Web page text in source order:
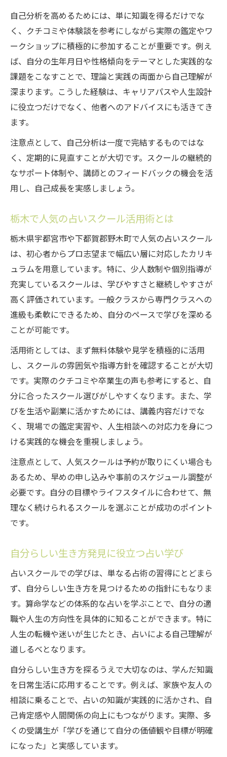
自己分析を高めるためには、単に知識を得るだけでな
く、クチコミや体験談を参考にしながら実際の鑑定やワ
ークショップに積極的に参加することが重要です。例え
ば、自分の生年月日や性格傾向をテーマとした実践的な
課題をこなすことで、理論と実践の両面から自己理解が
深まります。こうした経験は、キャリアパスや人生設計
に役立つだけでなく、他者へのアドバイスにも活きてき
ます。
注意点として、自己分析は一度で完結するものではな
く、定期的に見直すことが大切です。スクールの継続的
なサポート体制や、講師とのフィードバックの機会を活
用し、自己成長を実感しましょう。
栃木で人気の占いスクール活用術とは
栃木県宇都宮市や下都賀郡野木町で人気の占いスクール
は、初心者からプロ志望まで幅広い層に対応したカリキ
ュラムを用意しています。特に、少人数制や個別指導が
充実しているスクールは、学びやすさと継続しやすさが
高く評価されています。一般クラスから専門クラスへの
進級も柔軟にできるため、自分のペースで学びを深める
ことが可能です。
活用術としては、まず無料体験や見学を積極的に活用
し、スクールの雰囲気や指導方針を確認することが大切
です。実際のクチコミや卒業生の声も参考にすると、自
分に合ったスクール選びがしやすくなります。また、学
びを生活や副業に活かすためには、講義内容だけでな
く、現場での鑑定実習や、人生相談への対応力を身につ
ける実践的な機会を重視しましょう。
注意点として、人気スクールは予約が取りにくい場合も
あるため、早めの申し込みや事前のスケジュール調整が
必要です。自分の目標やライフスタイルに合わせて、無
理なく続けられるスクールを選ぶことが成功のポイント
です。
自分らしい生き方発見に役立つ占い学び
占いスクールでの学びは、単なる占術の習得にとどまら
ず、自分らしい生き方を見つけるための指針にもなりま
す。算命学などの体系的な占いを学ぶことで、自分の適
職や人生の方向性を具体的に知ることができます。特に
人生の転機や迷いが生じたとき、占いによる自己理解が
道しるべとなります。
自分らしい生き方を探るうえで大切なのは、学んだ知識
を日常生活に応用することです。例えば、家族や友人の
相談に乗ることで、占いの知識が実践的に活かされ、自
己肯定感や人間関係の向上にもつながります。実際、多
くの受講生が「学びを通じて自分の価値観や目標が明確
になった」と実感しています。